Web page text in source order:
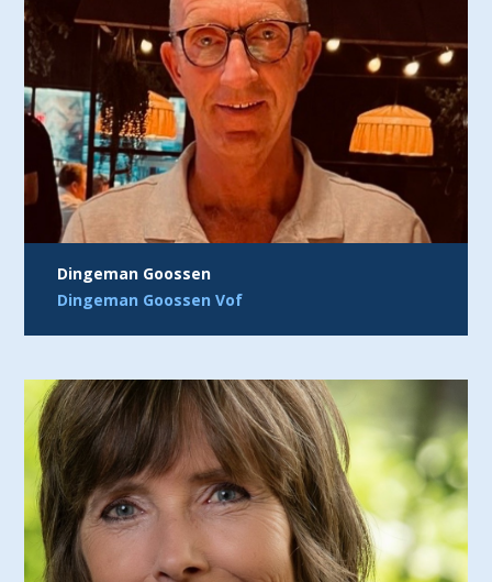
Dingeman Goossen
Dingeman Goossen Vof